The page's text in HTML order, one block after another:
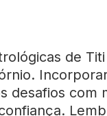
de
desafios com